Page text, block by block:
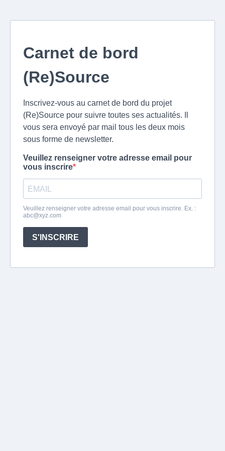
Carnet de bord
(Re)Source
Inscrivez-vous au carnet de bord du projet
(Re)Source pour suivre toutes ses actualités. Il
vous sera envoyé par mail tous les deux mois
sous forme de newsletter.
Veuillez renseigner votre adresse email pour
vous inscrire
Veuillez renseigner votre adresse email pour vous inscrire. Ex. :
abc@xyz.com
S'INSCRIRE